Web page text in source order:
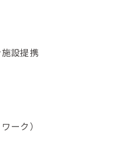
設提携
ーク）